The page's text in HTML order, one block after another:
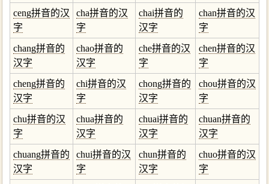
ceng拼音的汉
字
cha拼音的汉
字
chai拼音的
汉字
chan拼音的汉
字
chang拼音的
汉字
chao拼音的
汉字
che拼音的汉
字
chen拼音的汉
字
cheng拼音的
汉字
chi拼音的汉
字
chong拼音的
汉字
chou拼音的汉
字
chu拼音的汉
字
chua拼音的
汉字
chuai拼音的
汉字
chuan拼音的
汉字
chuang拼音的
汉字
chui拼音的汉
字
chun拼音的
汉字
chuo拼音的汉
字